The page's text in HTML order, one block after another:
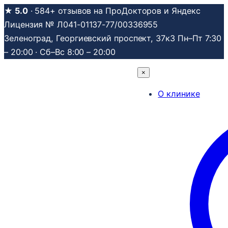
Перейти
к
содержимому
★ 5.0· 584+ отзывов на ПроДокторов и Яндекс
Лицензия № Л041-01137-77/00336955
Зеленоград, Георгиевский проспект, 37к3 Пн–Пт 7:30
– 20:00 · Сб–Вс 8:00 – 20:00
×
О клинике